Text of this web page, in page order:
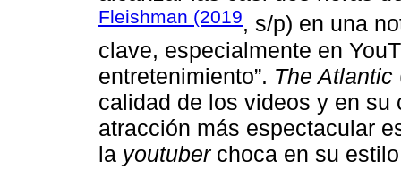
Fleishman (2019, s/p) en una
clave, especialmente en
entretenimiento”. The Atlantic
calidad de los videos y en su
atracción más espectacular
la youtuberchoca en su